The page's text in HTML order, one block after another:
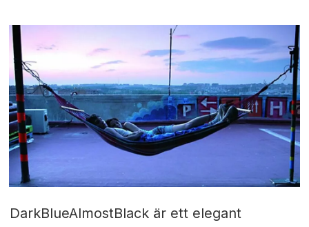
DarkBlueAlmostBlack är ett elegant